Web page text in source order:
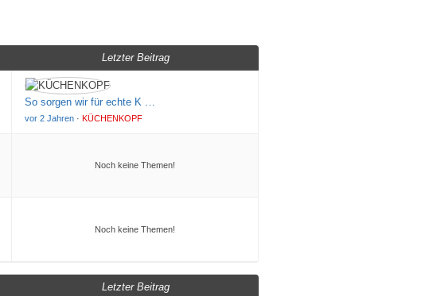
Letzter Beitrag
So sorgen wir für echte K …
vor 2 Jahren · KÜCHENKOPF
Noch keine Themen!
Noch keine Themen!
Letzter Beitrag